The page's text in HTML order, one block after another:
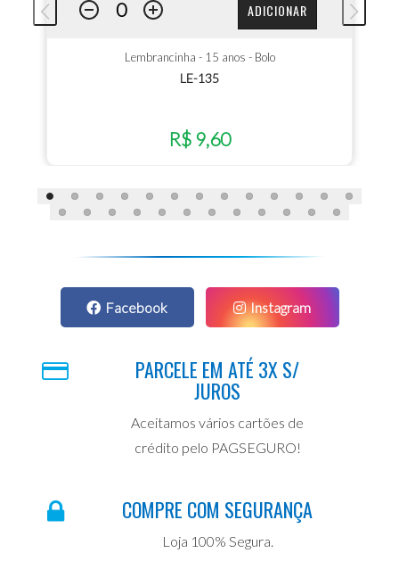
ADICIONAR
Lembrancinha - 15 anos - Bolo
LE-135
R$ 9,60
Facebook Instagram
PARCELE EM ATÉ 3X S/
JUROS
Aceitamos vários cartões de
crédito pelo PAGSEGURO!
COMPRE COM SEGURANÇA
Loja 100% Segura.